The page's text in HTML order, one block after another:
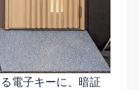
電子キーに、暗証